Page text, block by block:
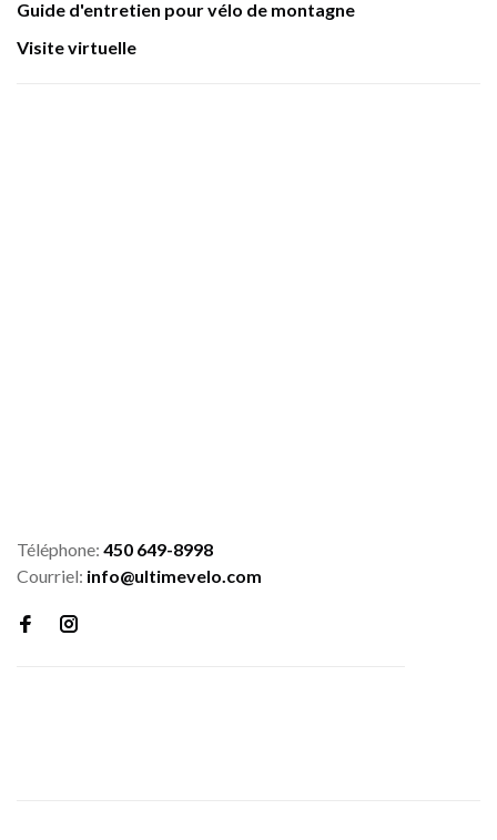
Guide d'entretien pour vélo de montagne
Visite virtuelle
Téléphone: 450 649-8998
Courriel: info@ultimevelo.com